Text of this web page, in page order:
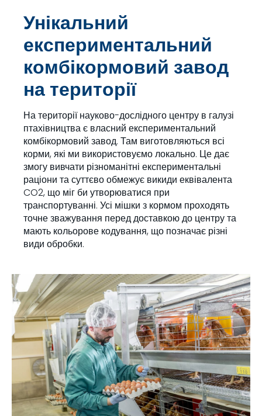
Унікальний
експериментальний
комбікормовий завод
на території
На території науково-дослідного центру в галузі
птахівництва є власний експериментальний
комбікормовий завод. Там виготовляються всі
корми, які ми використовуємо локально. Це дає
змогу вивчати різноманітні експериментальні
раціони та суттєво обмежує викиди еквівалента
CO2, що міг би утворюватися при
транспортуванні. Усі мішки з кормом проходять
точне зважування перед доставкою до центру та
мають кольорове кодування, що позначає різні
види обробки.